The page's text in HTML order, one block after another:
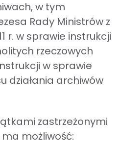
w tym
Rady Ministrów z
r. w sprawie instrukcji
rzeczowych
w sprawie
działania archiwów
zastrzeżonymi
możliwość: